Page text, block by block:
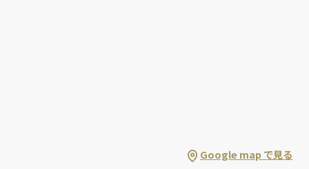
Google map で見る